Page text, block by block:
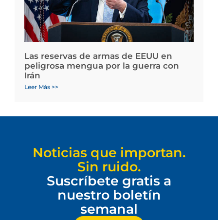
Las reservas de armas de EEUU en
peligrosa mengua por la guerra con
Irán
Leer Más >>
Noticias que importan.
Sin ruido.
Suscríbete gratis a
nuestro boletín
semanal